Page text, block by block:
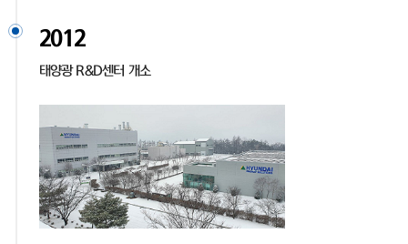
2012
태양광 R&D센터 개소